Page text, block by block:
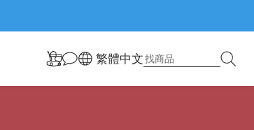
繁體中文